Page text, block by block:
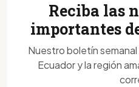
Reciba las
importantes
Nuestro boletín
Ecuador y la región